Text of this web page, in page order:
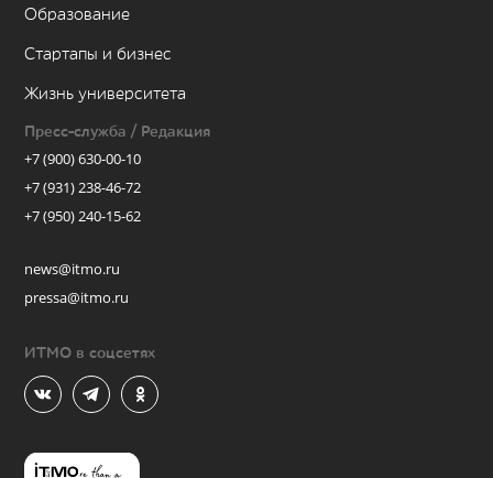
Образование
Стартапы и бизнес
Жизнь университета
Пресс-служба / Редакция
+7 (900) 630-00-10
+7 (931) 238-46-72
+7 (950) 240-15-62
news@itmo.ru
pressa@itmo.ru
ИТМО в соцсетях